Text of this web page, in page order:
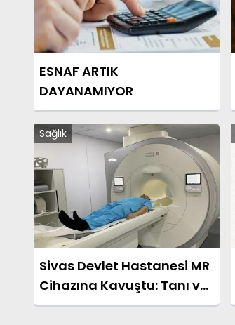
ESNAF ARTIK
DAYANAMIYOR
Sağlık
Sivas Devlet Hastanesi MR
Cihazına Kavuştu: Tanı ve
Tedavide Yeni Dönem